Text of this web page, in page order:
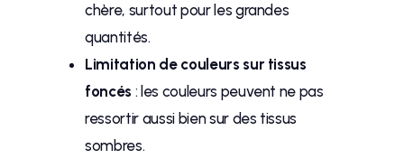
chère, surtout pour les grandes
quantités.
Limitation de couleurs sur tissus
foncés : les couleurs peuvent ne pas
ressortir aussi bien sur des tissus
sombres.